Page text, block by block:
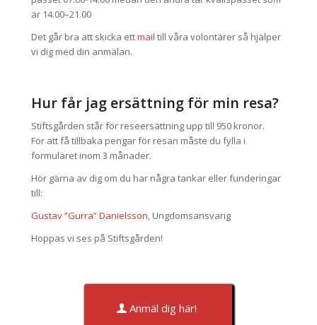
är 14.00–21.00
Det går bra att skicka ettmail till våra volontärer så hjälper
vi dig med din anmälan.
Hur får jag ersättning för min resa?
Stiftsgården står för reseersättning upp till 950 kronor.
För att få tillbaka pengar för resan måste du fylla i
formuläret inom 3 månader.
Hör gärna av dig om du har några tankar eller funderingar
till:
Gustav ”Gurra” Danielsson, Ungdomsansvarig
Hoppas vi ses på Stiftsgården!
Anmäl dig här!